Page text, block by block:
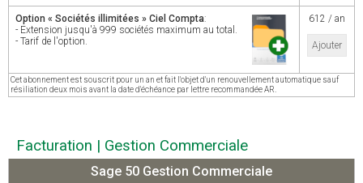
Option « Sociétés illimitées » Ciel Compta:
- Extension jusqu'à 999 sociétés maximum au total.
- Tarif de l'option.
612 / an
Ajouter
Cet abonnement est souscrit pour un an et fait l'objet d'un renouvellement automatique sauf
résiliation deux mois avant la date d'échéance par lettre recommandée AR.
Facturation | Gestion Commerciale
Sage 50 Gestion Commerciale